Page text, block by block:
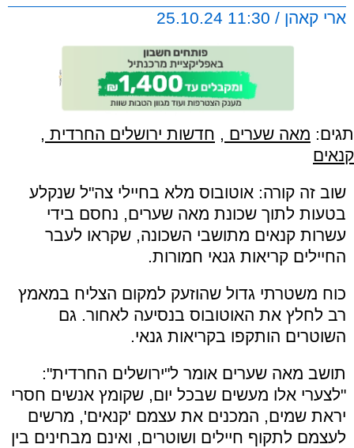
ארי קאהן / 11:30 25.10.24
תגים: מאה שערים , חדשות ירושלים החרדית ,
קנאים
שוב זה קורה: אוטובוס מלא בחיילי צה"ל שנקלע
בטעות לתוך שכונת מאה שערים, נחסם בידי
עשרות קנאים מתושבי השכונה, שקראו לעבר
החיילים קריאות גנאי חמורות.
כוח משטרתי גדול שהוזעק למקום הצליח במאמץ
רב לחלץ את האוטובוס בנסיעה לאחור. גם
השוטרים הותקפו בקריאות גנאי.
תושב מאה שערים אומר ל"ירושלים החרדית":
"לצערי אלו מעשים שבכל יום, שקומץ אנשים חסרי
יראת שמים, המכנים את עצמם 'קנאים', מרשים
לעצמם לתקוף חיילים ושוטרים, ואינם מבחינים בין